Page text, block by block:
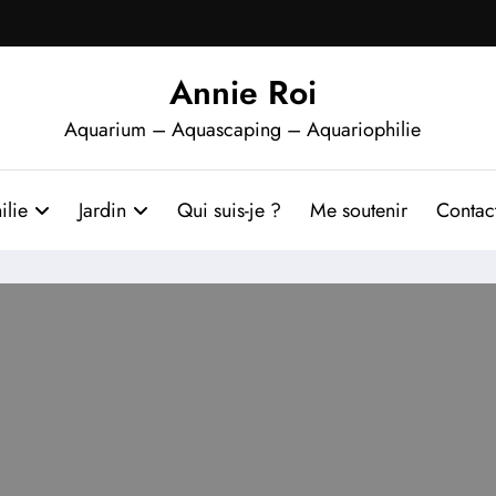
Annie Roi
Aquarium – Aquascaping – Aquariophilie
Jardin Qui suis-je ? Me soutenir